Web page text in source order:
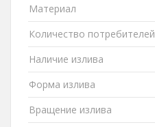
Материал
Количество потребителей
Наличие излива
Форма излива
Вращение излива